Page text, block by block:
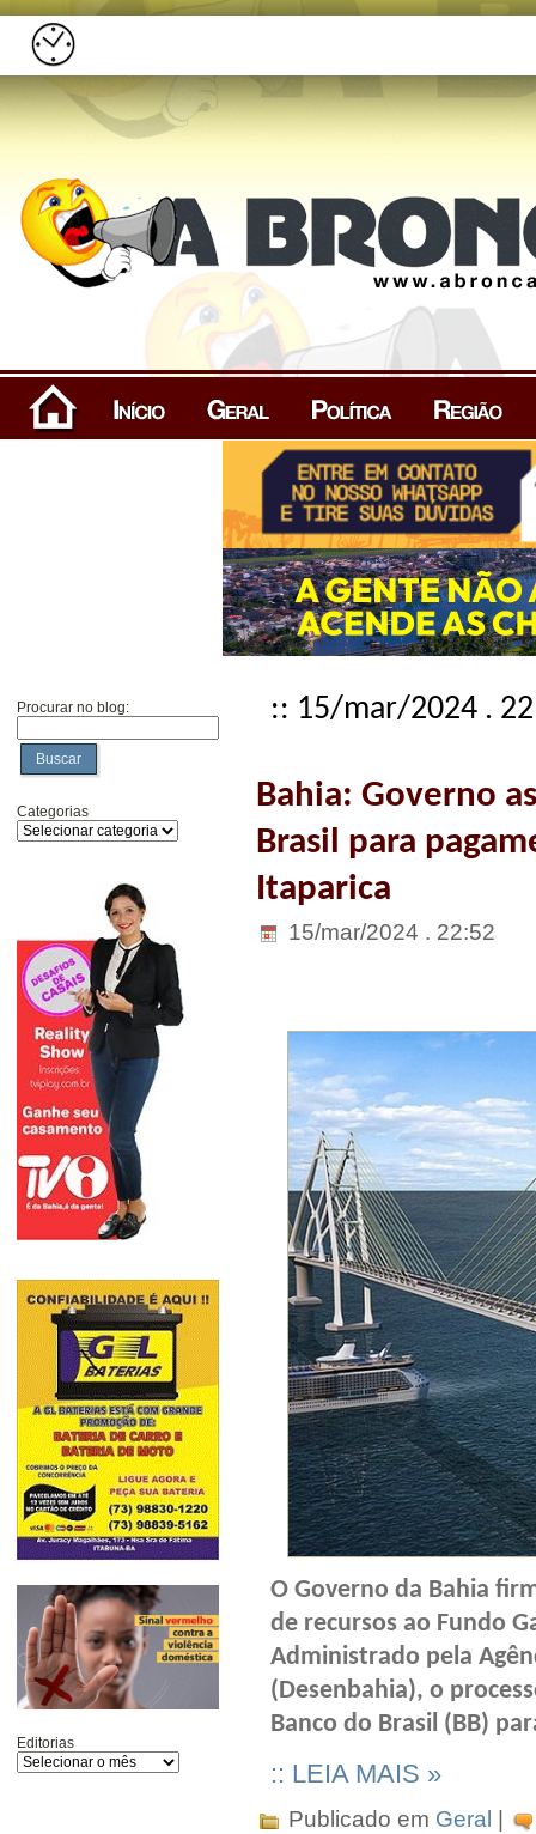
Procurar no blog:
Buscar
Categorias
Editorias
:: 15/mar/2024 .
Bahia: Governo
Brasil para
Itaparica
15/mar/2024 . 22:52
O Governo da Bahia
de recursos ao Fundo
Administrado pela
(Desenbahia), o
Banco do Brasil (BB)
:: LEIA MAIS »
Publicado em Geral